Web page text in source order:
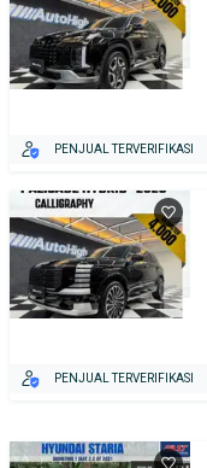
PENJUAL TERVERIFIKASI
PENJUAL TERVERIFIKASI